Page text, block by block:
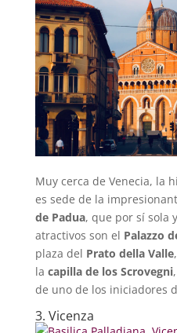
Muy cerca de Venecia, la
es sede de la
de Padua, que por sí sola
atractivos son el Palazzo
plaza del Prato della Valle
la capilla de los Scrovegni
de uno de los iniciadores
3. Vicenza